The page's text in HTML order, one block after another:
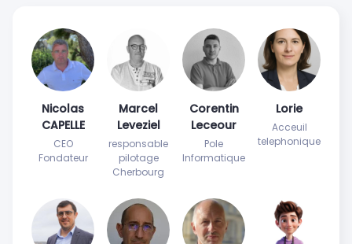
Nicolas
CAPELLE
CEO
Fondateur
Marcel
Leveziel
responsable
pilotage
Cherbourg
Corentin
Leceour
Pole
Informatique
Lorie
Acceuil
telephonique